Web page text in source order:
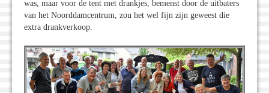
was, maar voor de tent met drankjes, bemenst door de uitbaters
van het Noorddamcentrum, zou het wel fijn zijn geweest die
extra drankverkoop.